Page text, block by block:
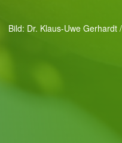
Bild: Dr. Klaus-Uwe Gerhardt